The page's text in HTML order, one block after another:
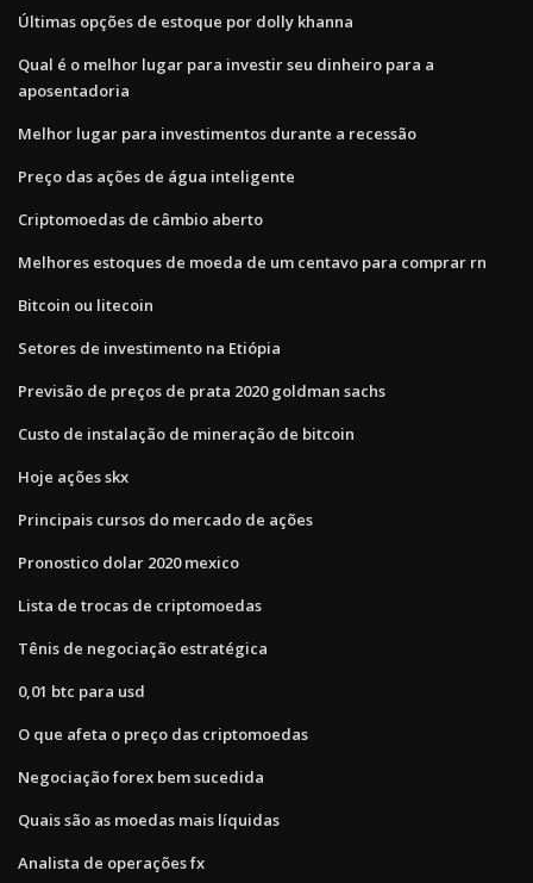
Últimas opções de estoque por dolly khanna
Qual é o melhor lugar para investir seu dinheiro para a
aposentadoria
Melhor lugar para investimentos durante a recessão
Preço das ações de água inteligente
Criptomoedas de câmbio aberto
Melhores estoques de moeda de um centavo para comprar rn
Bitcoin ou litecoin
Setores de investimento na Etiópia
Previsão de preços de prata 2020 goldman sachs
Custo de instalação de mineração de bitcoin
Hoje ações skx
Principais cursos do mercado de ações
Pronostico dolar 2020 mexico
Lista de trocas de criptomoedas
Tênis de negociação estratégica
0,01 btc para usd
O que afeta o preço das criptomoedas
Negociação forex bem sucedida
Quais são as moedas mais líquidas
Analista de operações fx